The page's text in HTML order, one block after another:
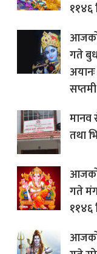
११४६
गते
सप्तमी
मानव
तथा
गते
११४६